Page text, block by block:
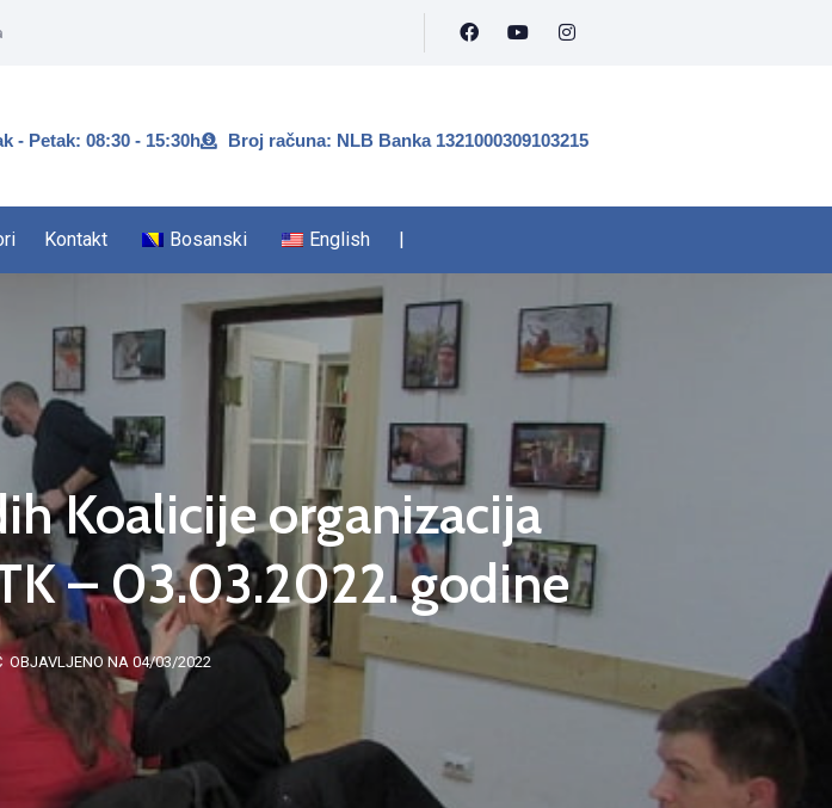
- Petak: 08:30 - 15:30h Broj računa: NLB Banka 1321000309103215
Kontakt Bosanski English |
Koalicije organizacija
– 03.03.2022. godine
OBJAVLJENO NA 04/03/2022